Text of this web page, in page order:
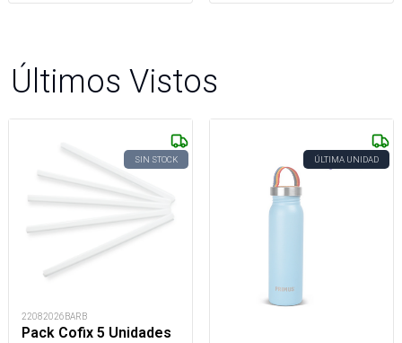
Últimos Vistos
SIN STOCK
22082026BARB
Pack Cofix 5 Unidades
ÚLTIMA UNIDAD